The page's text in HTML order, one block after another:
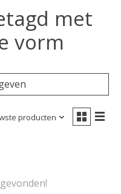
met
vorm
producten